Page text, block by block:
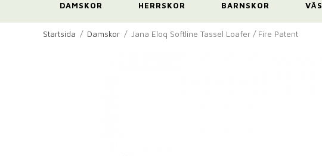
DAMSKOR HERRSKOR BARNSKOR
Startsida / Damskor / Jana Eloq Softline Tassel Loafer / Fire Patent